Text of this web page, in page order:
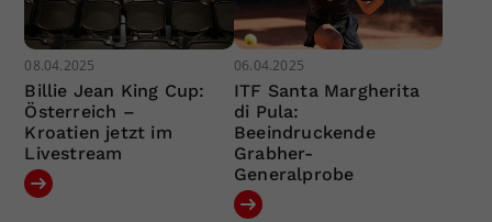
08.04.2025
Billie Jean King Cup:
Österreich –
Kroatien jetzt im
Livestream
06.04.2025
ITF Santa Margherita
di Pula:
Beeindruckende
Grabher-
Generalprobe